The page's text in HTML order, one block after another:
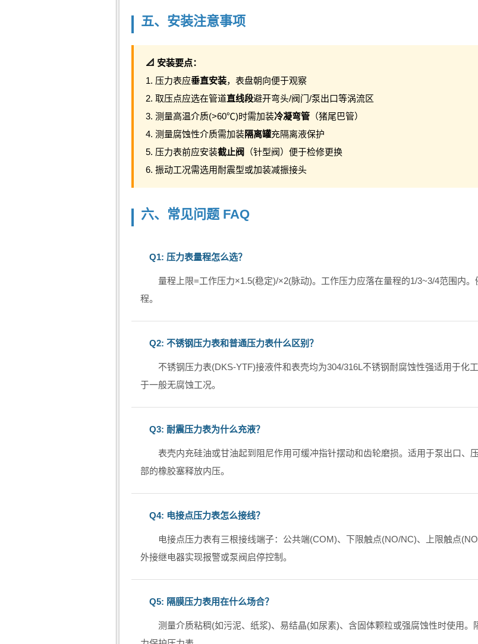
五、安装注意事项
📐 安装要点：
1. 压力表应垂直安装，表盘朝向便于观察
2. 取压点应选在管道直线段避开弯头/阀门/泵出口等涡流区
3. 测量高温介质(>60℃)时需加装冷凝弯管 （猪尾巴管）
4. 测量腐蚀性介质需加装隔离罐充隔离液保护
5. 压力表前应安装截止阀
（针型阀）便于检修更换
6. 振动工况需选用耐震型或加装减振接头
六、常见问题 FAQ
Q1: 压力表量程怎么选？
量程上限=工作压力×1.5(稳定)/×2(脉动)。工作压力应落在量程的1/3~3/4范围内
程。
Q2: 不锈钢压力表和普通压力表什么区别？
不锈钢压力表(DKS-YTF)接液件和表壳均为304/316L不锈钢耐腐蚀性强适用于化
于一般无腐蚀工况。
Q3: 耐震压力表为什么充液？
表壳内充硅油或甘油起到阻尼作用可缓冲指针摆动和齿轮磨损。适用于泵出口、
部的橡胶塞释放内压。
Q4: 电接点压力表怎么接线？
电接点压力表有三根接线端子：公共端(COM)、下限触点(NO/NC)、上限触点
外接继电器实现报警或泵阀启停控制。
Q5: 隔膜压力表用在什么场合？
测量介质粘稠(如污泥、纸浆)、易结晶(如尿素)、含固体颗粒或强腐蚀性时使用